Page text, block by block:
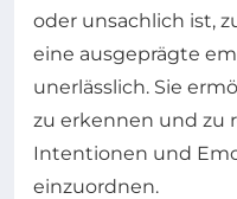
oder unsachlich ist,
eine ausgeprägte
unerlässlich. Sie
zu erkennen und zu
Intentionen und
einzuordnen.